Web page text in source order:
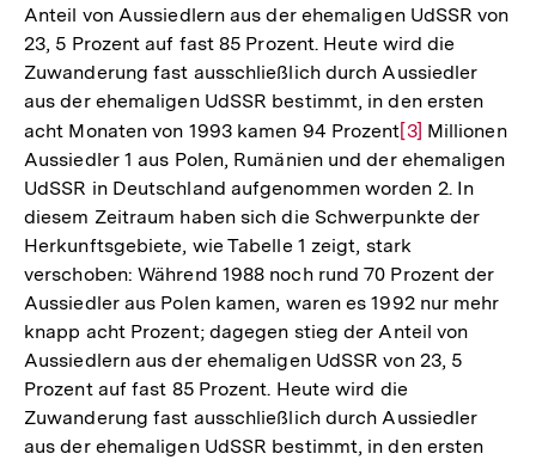
Anteil von Aussiedlern aus der ehemaligen UdSSR von
23, 5 Prozent auf fast 85 Prozent. Heute wird die
Zuwanderung fast ausschließlich durch Aussiedler
aus der ehemaligen UdSSR bestimmt, in den ersten
acht Monaten von 1993 kamen 94 ProzentZur
Auflösung
der
Fußnote
[3] Millionen
Aussiedler 1 aus Polen, Rumänien und der ehemaligen
UdSSR in Deutschland aufgenommen worden 2. In
diesem Zeitraum haben sich die Schwerpunkte der
Herkunftsgebiete, wie Tabelle 1 zeigt, stark
verschoben: Während 1988 noch rund 70 Prozent der
Aussiedler aus Polen kamen, waren es 1992 nur mehr
knapp acht Prozent; dagegen stieg der Anteil von
Aussiedlern aus der ehemaligen UdSSR von 23, 5
Prozent auf fast 85 Prozent. Heute wird die
Zuwanderung fast ausschließlich durch Aussiedler
aus der ehemaligen UdSSR bestimmt, in den ersten